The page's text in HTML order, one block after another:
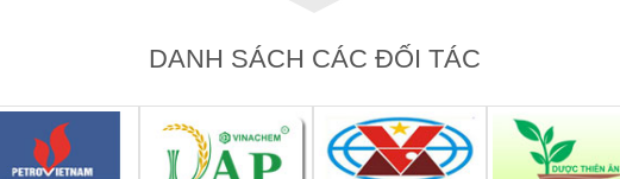
DANH SÁCH CÁC ĐỐI TÁC